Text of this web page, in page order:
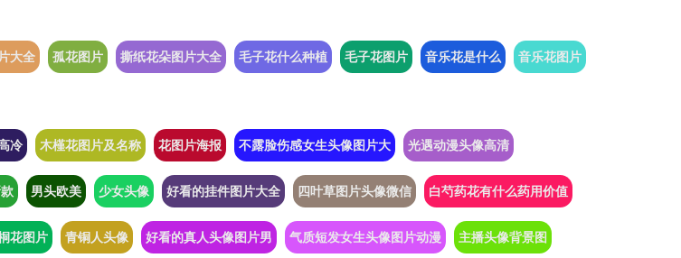
大全 孤花图片 撕纸花朵图片大全 毛子花什么种植 毛子花图片 音乐花是什么 音乐花图片
冷 木槿花图片及名称 花图片海报 不露脸伤感女生头像图片大 光遇动漫头像高清
男头欧美 少女头像 好看的挂件图片大全 四叶草图片头像微信 白芍药花有什么药用价值
花图片 青铜人头像 好看的真人头像图片男 气质短发女生头像图片动漫 主播头像背景图